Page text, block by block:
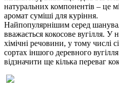
натуральних компонентів – це
аромат суміші для куріння.
Найпопулярнішим серед
вважається кокосове вугілля. У
хімічні речовини, у тому числі
сортах іншого деревного
відзначити ще кілька переваг